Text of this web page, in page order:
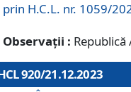
prin H.C.L. nr. 1059/
Observații : Republică
920/21.12.2023